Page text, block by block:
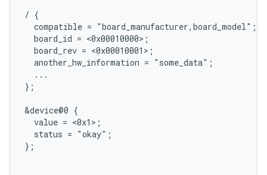
/ {
  compatible = "board_manufacturer,board_model";
  board_id = <0x00010000>;
  board_rev = <0x00010001>;
  another_hw_information = "some_data";
  ...
};
&device@0 {
  value = <0x1>;
  status = "okay";
};